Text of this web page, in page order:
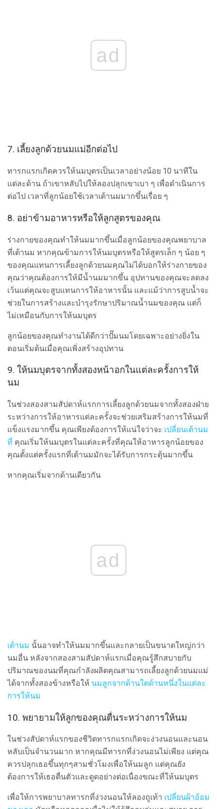
ad
7. เลี้ยงลูกด้วยนมแม่อีกต่อไป
ทารกแรกเกิดควรให้นมบุตรเป็นเวลาอย่างน้อย 10 นาทีใน
แต่ละด้าน ถ้าเขาหลับไปให้ลองปลุกเขาเบา ๆ เพื่อดำเนินการ
ต่อไป เวลาที่ลูกน้อยใช้เวลาเต้านมมากขึ้นเรื่อย ๆ
8. อย่าข้ามอาหารหรือให้ลูกสูตรของคุณ
ร่างกายของคุณทำให้นมมากขึ้นเมื่อลูกน้อยของคุณพยาบาล
ที่เต้านม หากคุณข้ามการให้นมบุตรหรือให้สูตรเล็ก ๆ น้อย ๆ
ของคุณแทนการเลี้ยงลูกด้วยนมคุณไม่ได้บอกให้ร่างกายของ
คุณว่าคุณต้องการให้มีน้ำนมมากขึ้น อุปทานของคุณจะลดลง
เว้นแต่คุณจะสูบแทนการให้อาหารนั้น และแม้ว่าการสูบน้ำจะ
ช่วยในการสร้างและบำรุงรักษาปริมาณน้ำนมของคุณ แต่ก็
ไม่เหมือนกับการให้นมบุตร
ลูกน้อยของคุณทำงานได้ดีกว่าปั๊มนมโดยเฉพาะอย่างยิ่งใน
ตอนเริ่มต้นเมื่อคุณเพิ่งสร้างอุปทาน
9. ให้นมบุตรจากทั้งสองหน้าอกในแต่ละครั้งการให้
นม
ในช่วงสองสามสัปดาห์แรกการเลี้ยงลูกด้วยนมจากทั้งสองฝ่าย
ระหว่างการให้อาหารแต่ละครั้งจะช่วยเสริมสร้างการให้นมที่
แข็งแรงมากขึ้น คุณเพียงต้องการให้แน่ใจว่าจะ เปลี่ยนเต้านม
ที่ คุณเริ่มให้นมบุตรในแต่ละครั้งที่คุณให้อาหารลูกน้อยของ
คุณตั้งแต่ครั้งแรกที่เต้านมมักจะได้รับการกระตุ้นมากขึ้น
หากคุณเริ่มจากด้านเดียวกัน
ad
เต้านม นั้นอาจทำให้นมมากขึ้นและกลายเป็นขนาดใหญ่กว่า
นมอื่น หลังจากสองสามสัปดาห์แรกเมื่อคุณรู้สึกสบายกับ
ปริมาณของนมที่คุณกำลังผลิตคุณสามารถเลี้ยงลูกด้วยนมแม่
ได้จากทั้งสองข้างหรือให้ นมลูกจากด้านใดด้านหนึ่งในแต่ละ
การให้นม
10. พยายามให้ลูกของคุณตื่นระหว่างการให้นม
ในช่วงสัปดาห์แรกของชีวิตทารกแรกเกิดจะง่วงนอนและนอน
หลับเป็นจำนวนมาก หากคุณมีทารกที่ง่วงนอนไม่เพียง แต่คุณ
ควรปลุกเธอขึ้นทุกๆสามชั่วโมงเพื่อให้นมลูก แต่คุณยัง
ต้องการให้เธอตื่นตัวและดูดอย่างต่อเนื่องขณะที่ให้นมบุตร
เพื่อให้การพยาบาลทารกที่ง่วงนอนให้ลองถูเท้า เปลี่ยนผ้าอ้อม